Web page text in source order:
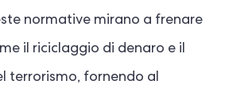
normative mirano a frenare
il riciclaggio di denaro e il
terrorismo, fornendo al